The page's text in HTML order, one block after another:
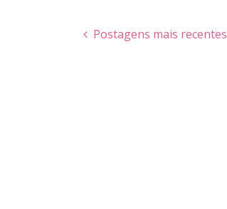
Postagens mais recentes